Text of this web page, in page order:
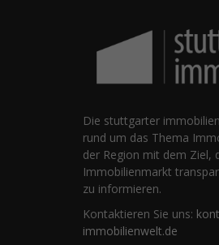
Die stuttgarter
rund um das Thema
der Region mit dem Ziel,
Immobilienmarkt
zu informieren.
Kontaktieren Sie uns:
immobilienwelt.de